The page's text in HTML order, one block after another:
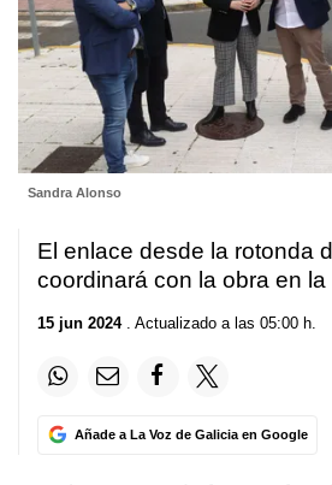
Sandra Alonso
El enlace desde la rotonda
coordinará con la obra en la
15 jun 2024. Actualizado a las 05:00 h.
Añade a La Voz de Galicia en Google